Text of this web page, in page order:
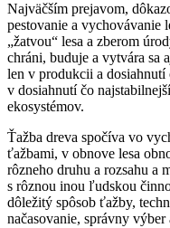
Najväčším prejavom,
pestovanie a vychovávanie
„žatvou“ lesa a zberom
chráni, buduje a vytvára sa
len v produkcii a dosiahnutí
v dosiahnutí čo
ekosystémov.
Ťažba dreva spočíva vo
ťažbami, v obnove lesa
rôzneho druhu a rozsahu a
s rôznou inou ľudskou
dôležitý spôsob ťažby,
načasovanie, správny výber